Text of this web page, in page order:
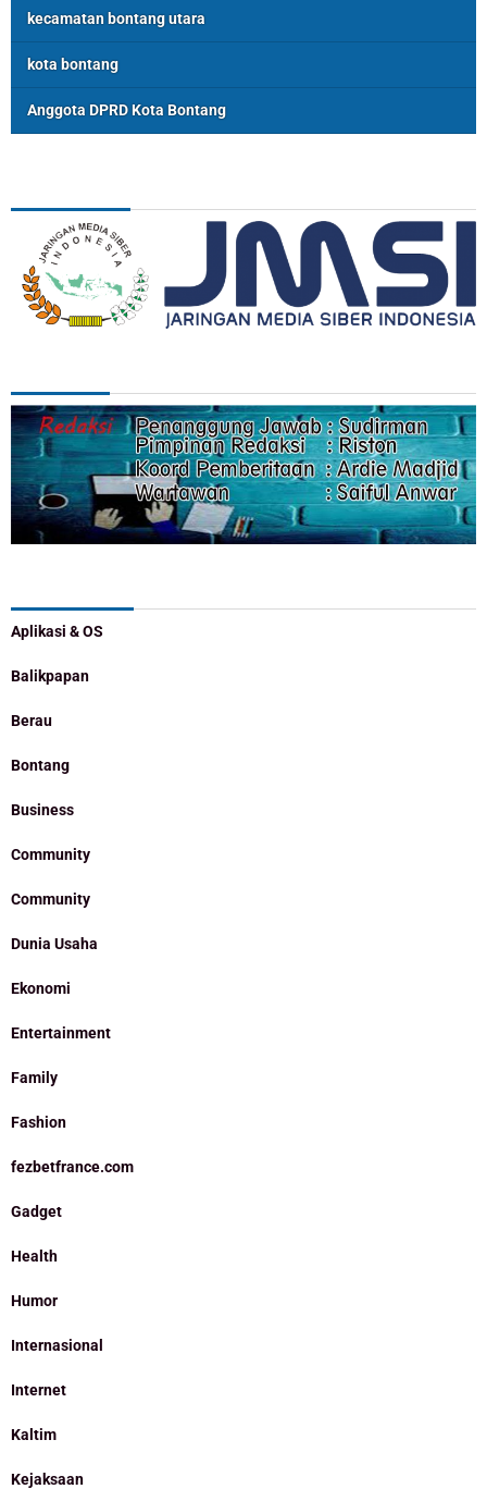
kecamatan bontang utara
kota bontang
Anggota DPRD Kota Bontang
Aplikasi & OS
Balikpapan
Berau
Bontang
Business
Community
Community
Dunia Usaha
Ekonomi
Entertainment
Family
Fashion
fezbetfrance.com
Gadget
Health
Humor
Internasional
Internet
Kaltim
Kejaksaan